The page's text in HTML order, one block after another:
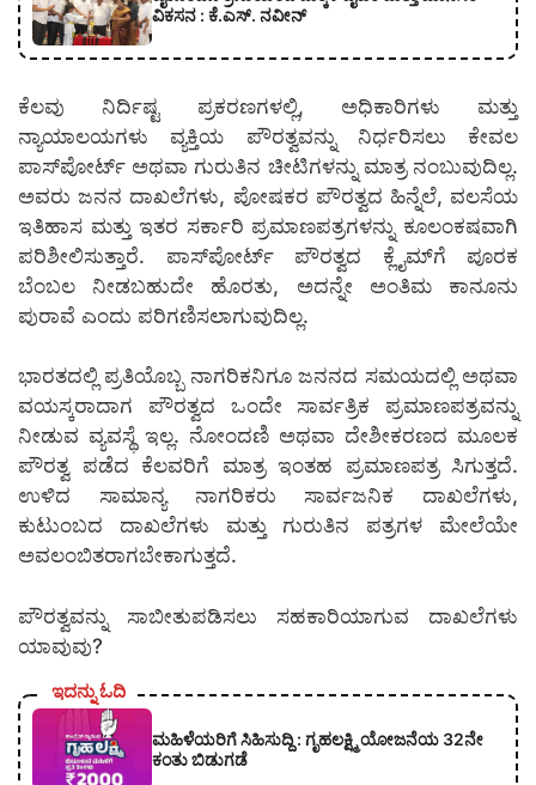
ವಿಕಸನ : ಕೆ.ಎಸ್. ನವೀನ್
ಕೆಲವು ನಿರ್ದಿಷ್ಟ ಪ್ರಕರಣಗಳಲ್ಲಿ, ಅಧಿಕಾರಿಗಳು ಮತ್ತು
ನ್ಯಾಯಾಲಯಗಳು ವ್ಯಕ್ತಿಯ ಪೌರತ್ವವನ್ನು ನಿರ್ಧರಿಸಲು ಕೇವಲ
ಪಾಸ್‌ಪೋರ್ಟ್ ಅಥವಾ ಗುರುತಿನ ಚೀಟಿಗಳನ್ನು ಮಾತ್ರ ನಂಬುವುದಿಲ್ಲ.
ಅವರು ಜನನ ದಾಖಲೆಗಳು, ಪೋಷಕರ ಪೌರತ್ವದ ಹಿನ್ನೆಲೆ, ವಲಸೆಯ
ಇತಿಹಾಸ ಮತ್ತು ಇತರ ಸರ್ಕಾರಿ ಪ್ರಮಾಣಪತ್ರಗಳನ್ನು ಕೂಲಂಕಷವಾಗಿ
ಪರಿಶೀಲಿಸುತ್ತಾರೆ. ಪಾಸ್‌ಪೋರ್ಟ್ ಪೌರತ್ವದ ಕ್ಲೈಮ್‌ಗೆ ಪೂರಕ
ಬೆಂಬಲ ನೀಡಬಹುದೇ ಹೊರತು, ಅದನ್ನೇ ಅಂತಿಮ ಕಾನೂನು
ಪುರಾವೆ ಎಂದು ಪರಿಗಣಿಸಲಾಗುವುದಿಲ್ಲ.
ಭಾರತದಲ್ಲಿ ಪ್ರತಿಯೊಬ್ಬ ನಾಗರಿಕನಿಗೂ ಜನನದ ಸಮಯದಲ್ಲಿ ಅಥವಾ
ವಯಸ್ಕರಾದಾಗ ಪೌರತ್ವದ ಒಂದೇ ಸಾರ್ವತ್ರಿಕ ಪ್ರಮಾಣಪತ್ರವನ್ನು
ನೀಡುವ ವ್ಯವಸ್ಥೆ ಇಲ್ಲ. ನೋಂದಣಿ ಅಥವಾ ದೇಶೀಕರಣದ ಮೂಲಕ
ಪೌರತ್ವ ಪಡೆದ ಕೆಲವರಿಗೆ ಮಾತ್ರ ಇಂತಹ ಪ್ರಮಾಣಪತ್ರ ಸಿಗುತ್ತದೆ.
ಉಳಿದ ಸಾಮಾನ್ಯ ನಾಗರಿಕರು ಸಾರ್ವಜನಿಕ ದಾಖಲೆಗಳು,
ಕುಟುಂಬದ ದಾಖಲೆಗಳು ಮತ್ತು ಗುರುತಿನ ಪತ್ರಗಳ ಮೇಲೆಯೇ
ಅವಲಂಬಿತರಾಗಬೇಕಾಗುತ್ತದೆ.
ಪೌರತ್ವವನ್ನು ಸಾಬೀತುಪಡಿಸಲು ಸಹಕಾರಿಯಾಗುವ ದಾಖಲೆಗಳು
ಯಾವುವು?
ಇದನ್ನು ಓದಿ
ಮಹಿಳೆಯರಿಗೆ ಸಿಹಿಸುದ್ದಿ : ಗೃಹಲಕ್ಷ್ಮಿ ಯೋಜನೆಯ 32ನೇ
ಕಂತು ಬಿಡುಗಡೆ